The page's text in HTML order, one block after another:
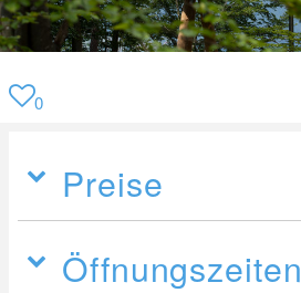
0
Preise
Öffnungszeiten